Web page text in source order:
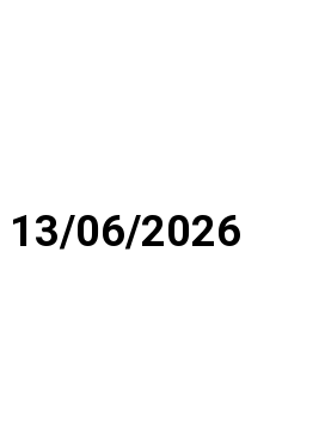
13/06/2026